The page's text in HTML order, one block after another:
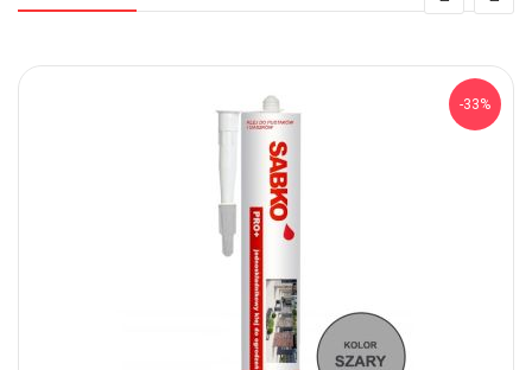
-33%